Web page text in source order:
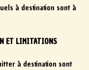
à destination sont à
ET LIMITATIONS
à destination sont